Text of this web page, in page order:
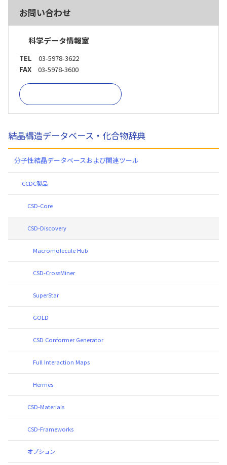
お問い合わせ
科学データ情報室
TEL 03-5978-3622
FAX03-5978-3600
結晶構造データベース・化合物辞典
分子性結晶データベースおよび関連ツール
CCDC製品
CSD-Core
CSD-Discovery
Macromolecule Hub
CSD-CrossMiner
SuperStar
GOLD
CSD Conformer Generator
Full Interaction Maps
Hermes
CSD-Materials
CSD-Frameworks
オプション